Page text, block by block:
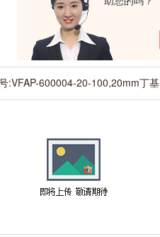
:VFAP-600004-20-100,20mm丁基
橡胶垫 100/袋